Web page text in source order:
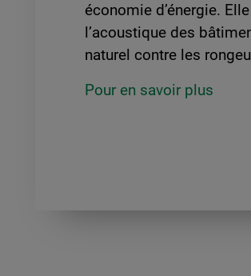
économie d’énergie.
l’acoustique des
naturel contre les
Pour en savoir plus